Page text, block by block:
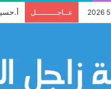
عــاجـــــــــل